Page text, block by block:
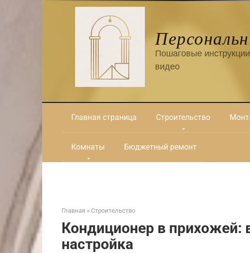
Пошаговые
видео
Главная страница Строительство
Комнаты Бюджетный ремонт
Главная » Строительство
Кондиционер в прихожей:
настройка